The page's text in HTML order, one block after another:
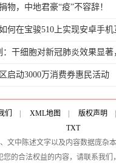
深圳盛大开幕
物，中地君豪“疫”不容辞！
何在宝骏510上实现安卓手
：干细胞对新冠肺炎效果显
启动3000万消费券惠民活动
们 XML地图 版权声明
TXT
文中陈述文字以及内容数据庞杂
您的合法权益的内容，请联系我们